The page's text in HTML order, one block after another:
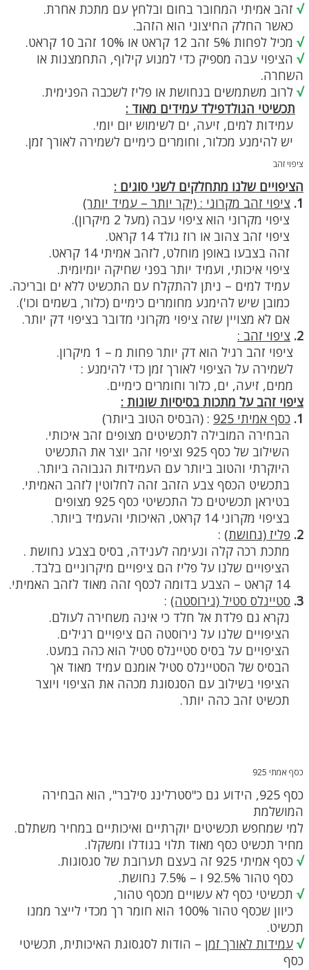
√ זהב אמיתי המחובר בחום ובלחץ עם מתכת אחרת.
כאשר החלק החיצוני הוא הזהב.
√ מכיל לפחות 5% זהב 12 קראט או 10% זהב 10 קראט.
√ הציפוי עבה מספיק כדי למנוע קילוף, התחמצנות או
השחרה.
√ לרוב משתמשים בנחושת או פליז לשכבה הפנימית.
תכשיטי הגולדפילד עמידים מאוד :
עמידות למים, זיעה, ים לשימוש יום יומי.
יש להימנע מכלור, וחומרים כימיים לשמירה לאורך זמן.
ציפוי זהב
הציפויים שלנו מתחלקים לשני סוגים :
1. ציפוי זהב מקרוני : (יקר יותר – עמיד יותר)
ציפוי מקרוני הוא ציפוי עבה (מעל 2 מיקרון).
ציפוי זהב צהוב או רוז גולד 14 קראט.
זהה בצבעו באופן מוחלט, לזהב אמיתי 14 קראט.
ציפוי איכותי, ועמיד יותר בפני שחיקה יומיומית.
עמיד למים – ניתן להתקלח עם התכשיט ללא ים ובריכה.
כמובן שיש להימנע מחומרים כימיים (כלור, בשמים וכו').
אם לא מצויין שזה ציפוי מקרוני מדובר בציפוי דק יותר.
2. ציפוי זהב :
ציפוי זהב רגיל הוא דק יותר פחות מ – 1 מיקרון.
לשמירה על הציפוי לאורך זמן כדי להימנע :
ממים, זיעה, ים, כלור וחומרים כימיים.
ציפוי זהב על מתכות בסיסיות שונות :
1. כסף אמיתי 925 : (הבסיס הטוב ביותר)
הבחירה המובילה לתכשיטים מצופים זהב איכותי.
השילוב של כסף 925 וציפוי זהב יוצר את התכשיט
היוקרתי והטוב ביותר עם העמידות הגבוהה ביותר.
בתכשיט הכסף צבע הזהב זהה לחלוטין לזהב האמיתי.
בטיראן תכשיטים כל התכשיטי כסף 925 מצופים
בציפוי מקרוני 14 קראט, האיכותי והעמיד ביותר.
2. פליז (נחושת) :
מתכת רכה קלה ונעימה לענידה, בסיס בצבע נחושת .
הציפויים שלנו על פליז הם ציפויים מיקרוניים בלבד.
14 קראט – הצבע בדומה לכסף זהה מאוד לזהב האמיתי.
3. סטיינלס סטיל (נירוסטה) :
נקרא גם פלדת אל חלד כי אינה משחירה לעולם.
הציפויים שלנו על נירוסטה הם ציפויים רגילים.
הציפויים על בסיס סטיינלס סטיל הוא כהה במעט.
הבסיס של הסטיינלס סטיל אומנם עמיד מאוד אך
הציפוי בשילוב עם הסגסוגת מכהה את הציפוי ויוצר
תכשיט זהב כהה יותר.
כסף אמתי 925
כסף 925, הידוע גם כ"סטרלינג סילבר", הוא הבחירה
המושלמת
למי שמחפש תכשיטים יוקרתיים ואיכותיים במחיר משתלם.
מחיר תכשיט כסף מאוד תלוי בגודלו ומשקלו.
√ כסף אמיתי 925 זה בעצם תערובת של סגסוגות.
כסף טהור 92.5% ו – 7.5% נחושת.
√ תכשיטי כסף לא עשויים מכסף טהור,
כיוון שכסף טהור 100% הוא חומר רך מכדי לייצר ממנו
תכשיט.
√ עמידות לאורך זמן – הודות לסגסוגת האיכותית, תכשיטי
כסף